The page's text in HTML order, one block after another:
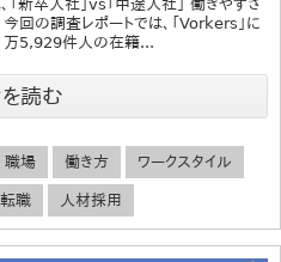
「新卒入社」vs「中途入社」 働きやすさ
回の調査レポートでは、「Vorkers」に
万5,929件人の在籍...
読む
職場 働き方 ワークスタイル
転職 人材採用